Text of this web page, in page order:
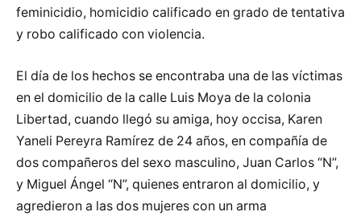
feminicidio, homicidio calificado en grado de tentativa
y robo calificado con violencia.
El día de los hechos se encontraba una de las víctimas
en el domicilio de la calle Luis Moya de la colonia
Libertad, cuando llegó su amiga, hoy occisa, Karen
Yaneli Pereyra Ramírez de 24 años, en compañía de
dos compañeros del sexo masculino, Juan Carlos “N”,
y Miguel Ángel “N”, quienes entraron al domicilio, y
agredieron a las dos mujeres con un arma